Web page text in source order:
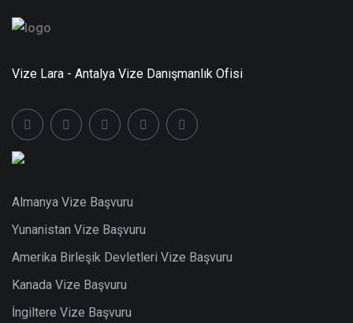
Vize Lara - Antalya Vize Danışmanlık Ofisi
Almanya Vize Başvuru
Yunanistan Vize Başvuru
Amerika Birleşik Devletleri Vize Başvuru
Kanada Vize Başvuru
İngiltere Vize Başvuru